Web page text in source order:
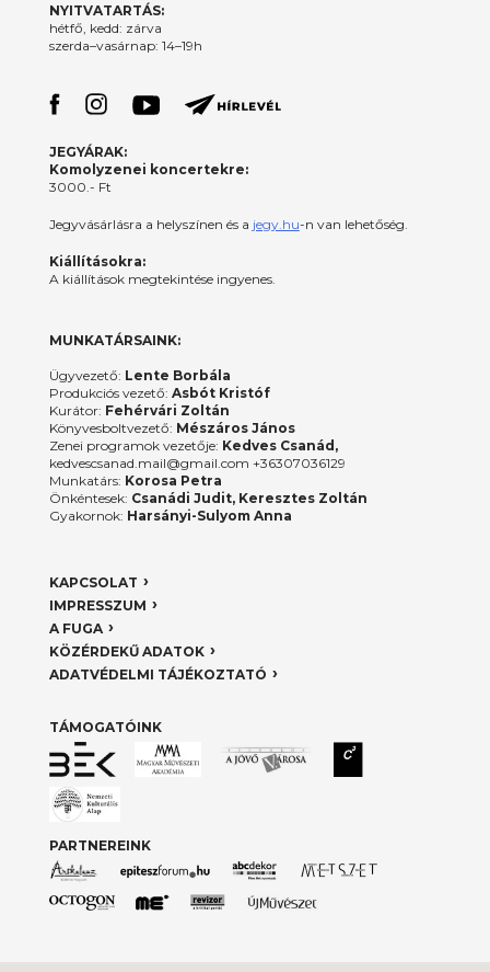
NYITVATARTÁS:
hétfő, kedd: zárva
szerda–vasárnap: 14–19h
JEGYÁRAK:
Komolyzenei koncertekre:
3000.- Ft
Jegyvásárlásra a helyszínen és a jegy.hu-n van lehetőség.
Kiállításokra:
A kiállítások megtekintése ingyenes.
MUNKATÁRSAINK:
Ügyvezető: Lente Borbála
Produkciós vezető: Asbót Kristóf
Kurátor: Fehérvári Zoltán
Könyvesboltvezető: Mészáros János
Zenei programok vezetője: Kedves Csanád,
kedvescsanad.mail@gmail.com +36307036129
Munkatárs: Korosa Petra
Önkéntesek: Csanádi Judit, Keresztes Zoltán
Gyakornok: Harsányi-Sulyom Anna
KAPCSOLAT
IMPRESSZUM
A FUGA
KÖZÉRDEKŰ ADATOK
ADATVÉDELMI TÁJÉKOZTATÓ
TÁMOGATÓINK
PARTNEREINK